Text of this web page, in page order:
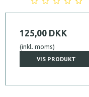
125,00 DKK
(inkl. moms)
VIS PRODUKT